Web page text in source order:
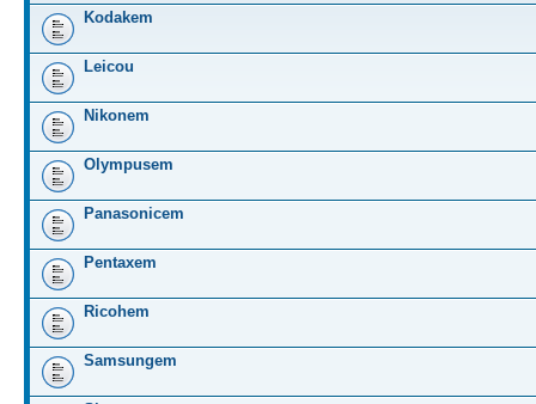
Kodakem
Leicou
Nikonem
Olympusem
Panasonicem
Pentaxem
Ricohem
Samsungem